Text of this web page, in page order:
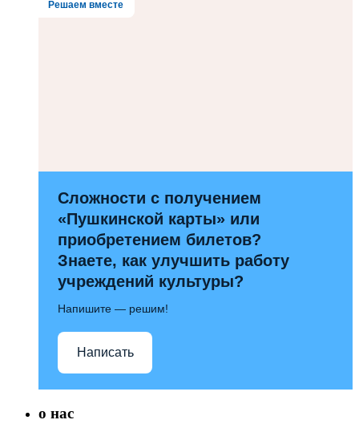
Решаем вместе
Сложности с получением
«Пушкинской карты» или
приобретением билетов?
Знаете, как улучшить работу
учреждений культуры?
Напишите — решим!
Написать
о нас